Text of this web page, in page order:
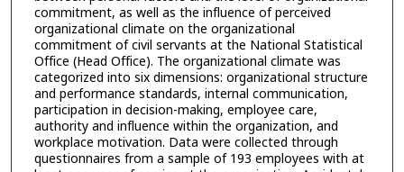
commitment, as well as the influence of perceived
organizational climate on the organizational
commitment of civil servants at the National Statistical
Office (Head Office). The organizational climate was
categorized into six dimensions: organizational structure
and performance standards, internal communication,
participation in decision-making, employee care,
authority and influence within the organization, and
workplace motivation. Data were collected through
questionnaires from a sample of 193 employees with at